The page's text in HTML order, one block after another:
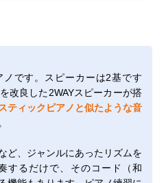
ノです。スピーカーは2基です
改良した2WAYスピーカーが搭
ティックピアノと似たような音
ど、ジャンルにあったリズムを
するだけで、そのコード（和